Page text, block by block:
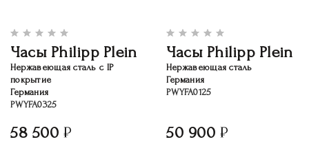
Часы Philipp Plein
Нержавеющая сталь с IP
покрытие
Германия
PWYFA0325
58 500
Часы Philipp Plein
Нержавеющая сталь
Германия
PWYFA0125
50 900